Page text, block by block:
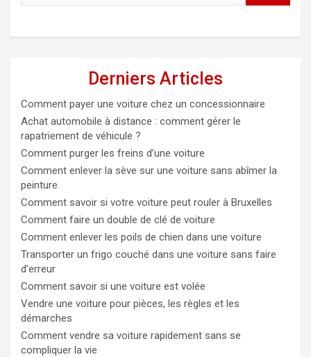
Derniers Articles
Comment payer une voiture chez un concessionnaire
Achat automobile à distance : comment gérer le
rapatriement de véhicule ?
Comment purger les freins d’une voiture
Comment enlever la sève sur une voiture sans abîmer la
peinture
Comment savoir si votre voiture peut rouler à Bruxelles
Comment faire un double de clé de voiture
Comment enlever les poils de chien dans une voiture
Transporter un frigo couché dans une voiture sans faire
d’erreur
Comment savoir si une voiture est volée
Vendre une voiture pour pièces, les règles et les
démarches
Comment vendre sa voiture rapidement sans se
compliquer la vie